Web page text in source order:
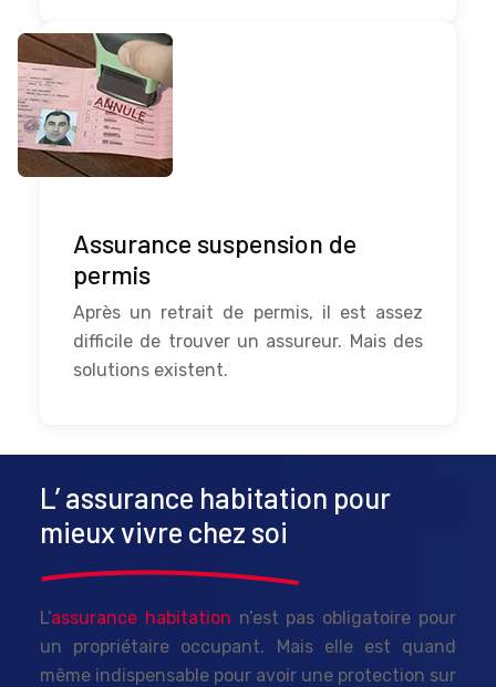
Assurance suspension de
permis
Après un retrait de permis, il est assez
difficile de trouver un assureur. Mais des
solutions existent.
L’ assurance habitation pour
mieux vivre chez soi
L’assurance habitation n’est pas obligatoire pour
un propriétaire occupant. Mais elle est quand
même indispensable pour avoir une protection sur